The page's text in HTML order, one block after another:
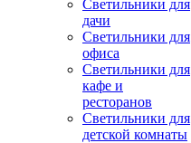
Светильники для
дачи
Светильники для
офиса
Светильники для
кафе и
ресторанов
Светильники для
детской комнаты